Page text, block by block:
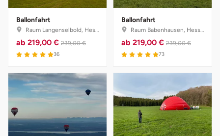
Ballonfahrt
Raum Langenselbold, Hessen
ab 219,00 € 239,00 €
36
Ballonfahrt
Raum Babenhausen, Hessen
ab 219,00 € 239,00 €
73
sächsische Schweiz